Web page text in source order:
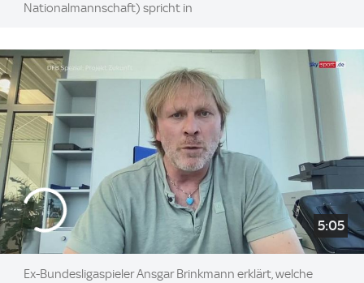
Nationalmannschaft) spricht in
5:05
Ex-Bundesligaspieler Ansgar Brinkmann erklärt, welche